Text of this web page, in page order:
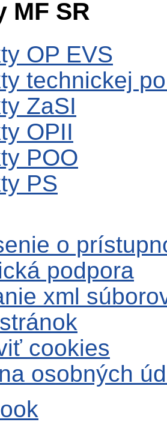
MF SR
OP EVS
technickej
ZaSI
OPII
POO
PS
o
podpora
xml
cookies
osobných